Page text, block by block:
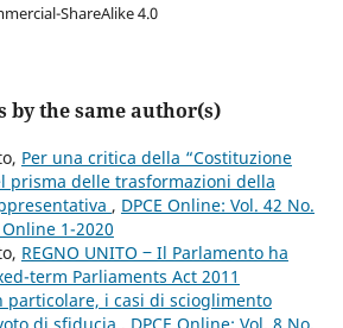
ShareAlike 4.0
by the same author(s)
Per una critica della “Costituzione
prisma delle trasformazioni della
, DPCE Online: Vol. 42 No.
Online 1-2020
REGNO UNITO ‒ Il Parlamento ha
term Parliaments Act 2011
particolare, i casi di scioglimento